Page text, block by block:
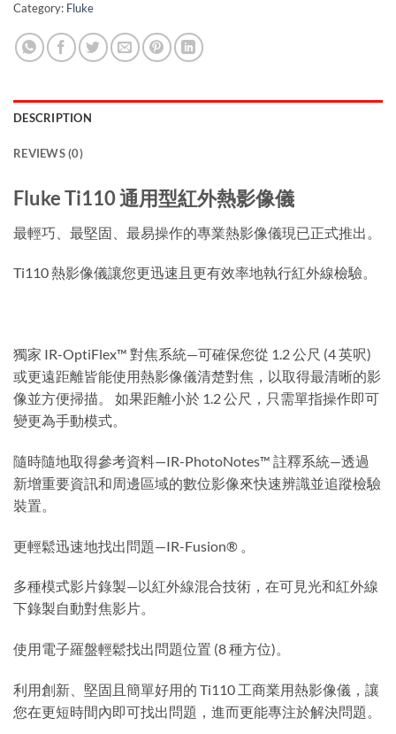
Category: Fluke
DESCRIPTION
REVIEWS (0)
Fluke Ti110 通用型紅外熱影像儀
最輕巧、最堅固、最易操作的專業熱影像儀現已正式推出。
Ti110 熱影像儀讓您更迅速且更有效率地執行紅外線檢驗。
獨家 IR-OptiFlex™ 對焦系統—可確保您從 1.2 公尺 (4 英呎)
或更遠距離皆能使用熱影像儀清楚對焦，以取得最清晰的影
像並方便掃描。 如果距離小於 1.2 公尺，只需單指操作即可
變更為手動模式。
隨時隨地取得參考資料—IR-PhotoNotes™ 註釋系統—透過
新增重要資訊和周邊區域的數位影像來快速辨識並追蹤檢驗
裝置。
更輕鬆迅速地找出問題—IR-Fusion® 。
多種模式影片錄製—以紅外線混合技術，在可見光和紅外線
下錄製自動對焦影片。
使用電子羅盤輕鬆找出問題位置 (8 種方位)。
利用創新、堅固且簡單好用的 Ti110 工商業用熱影像儀，讓
您在更短時間內即可找出問題，進而更能專注於解決問題。